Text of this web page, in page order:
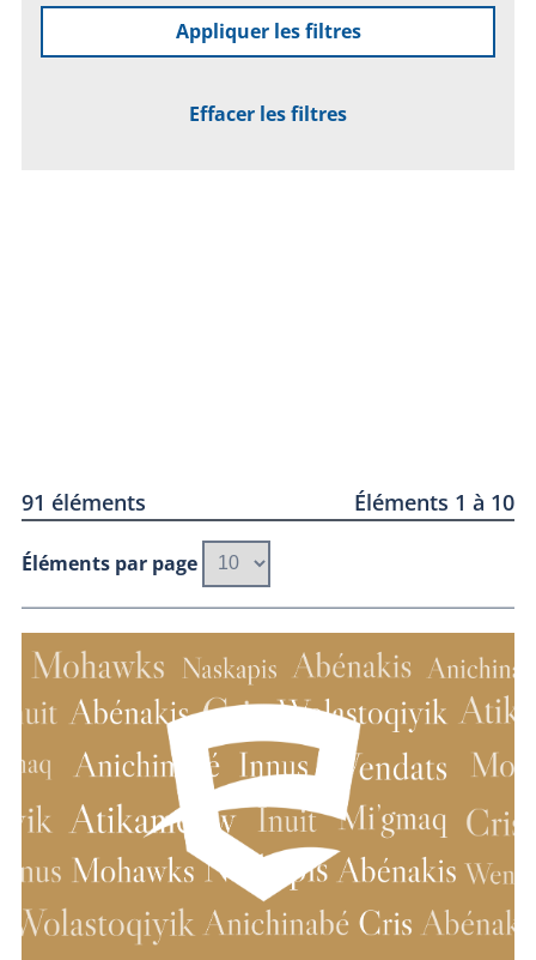
Appliquer les filtres
Effacer les filtres
91 éléments Éléments 1 à 10
Éléments par page